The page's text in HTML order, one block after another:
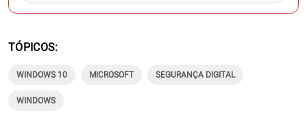
TÓPICOS
WINDOWS 10 MICROSOFT SEGURANÇA DIGITAL
WINDOWS